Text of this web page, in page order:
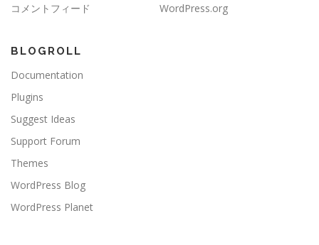
コメントフィード
WordPress.org
BLOGROLL
Documentation
Plugins
Suggest Ideas
Support Forum
Themes
WordPress Blog
WordPress Planet